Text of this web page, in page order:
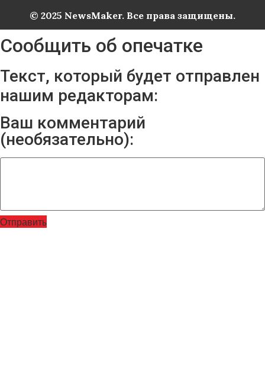
© 2025 NewsMaker. Все права защищены.
Сообщить об опечатке
Текст, который будет отправлен
нашим редакторам:
Ваш комментарий
(необязательно):
Отправить